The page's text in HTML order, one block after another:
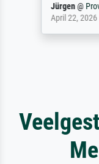
Jürgen@
April 22, 2026